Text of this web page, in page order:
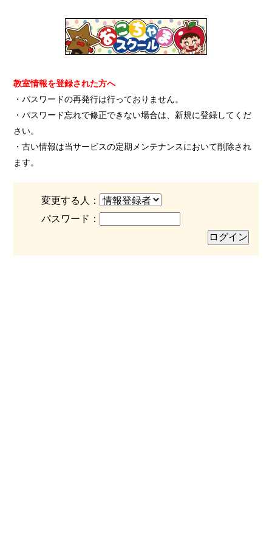
教室情報を登録された方へ
・パスワードの再発行は行っておりません。
・パスワード忘れで修正できない場合は、新規に登録してくだ
さい。
・古い情報は当サービスの定期メンテナンスにおいて削除され
ます。
変更する人：
パスワード：